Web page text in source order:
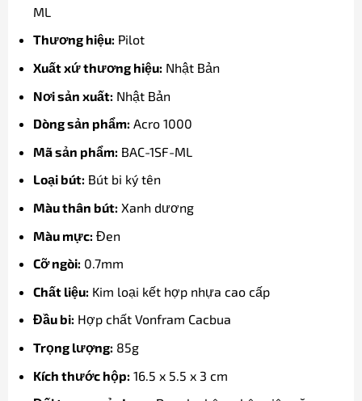
ML
Thương hiệu: Pilot
Xuất xứ thương hiệu: Nhật Bản
Nơi sản xuất: Nhật Bản
Dòng sản phẩm: Acro 1000
Mã sản phẩm: BAC-1SF-ML
Loại bút: Bút bi ký tên
Màu thân bút: Xanh dương
Màu mực: Đen
Cỡ ngòi: 0.7mm
Chất liệu: Kim loại kết hợp nhựa cao cấp
Đầu bi: Hợp chất Vonfram Cacbua
Trọng lượng: 85g
Kích thước hộp: 16.5 x 5.5 x 3 cm